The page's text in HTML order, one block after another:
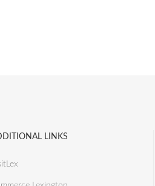
LINKS